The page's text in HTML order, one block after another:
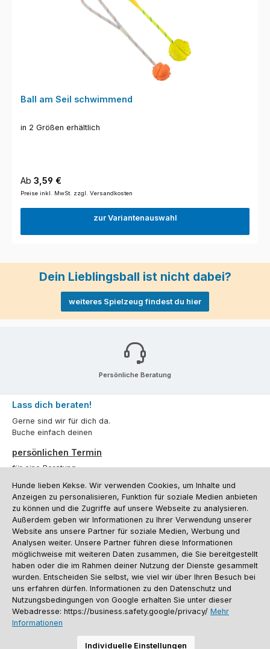
Ball am Seil schwimmend
in 2 Größen erhältlich
Regulärer Preis:
Ab 3,59 €
Preise inkl. MwSt. zzgl. Versandkosten
zur Variantenauswahl
Dein Lieblingsball ist nicht dabei?
weiteres Spielzeug findest du hier
Persönliche Beratung
Lass dich beraten!
Gerne sind wir für dich da.
Buche einfach deinen
persönlichen Termin
für eine Beratung.
Oder über unserKontaktformular.
Vertrag widerrufen
Kundenservice
Informationen
Social Media und Kontakt
Versandinformationen
Batterieentsorgung
Warenrücksendung Sporthund Katalog
Hunde lieben Kekse. Wir verwenden Cookies, um Inhalte und
Anzeigen zu personalisieren, Funktion für soziale Medien anbieten
zu können und die Zugriffe auf unsere Webseite zu analysieren.
Außerdem geben wir Informationen zu Ihrer Verwendung unserer
Website ans unsere Partner für soziale Medien, Werbung und
Analysen weiter. Unsere Partner führen diese Informationen
möglichweise mit weiteren Daten zusammen, die Sie bereitgestellt
haben oder die im Rahmen deiner Nutzung der Dienste gesammelt
wurden. Entscheiden Sie selbst, wie viel wir über Ihren Besuch bei
uns erfahren dürfen. Informationen zu den Datenschutz und
Nutzungsbedingungen von Google erhalten Sie unter dieser
Webadresse: https://business.safety.google/privacy/ Mehr
Informationen
Individuelle Einstellungen